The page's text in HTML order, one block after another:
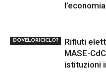
DOVELORICICLO?
Rifiuti
MASE-
istituzioni